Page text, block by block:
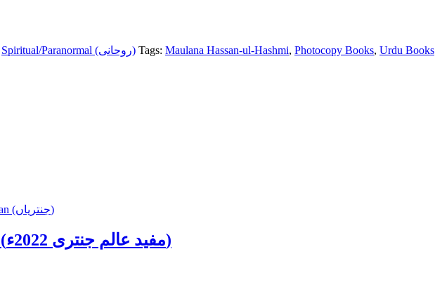
Spiritual/Paranormal (روحانی) Tags: Maulana Hassan-ul-Hashmi, Photocopy Books, Urdu Books
Jantarian (جنتریاں)
Mufid Alam Janti 2022 (مفید عالم جنتری 2022ء)